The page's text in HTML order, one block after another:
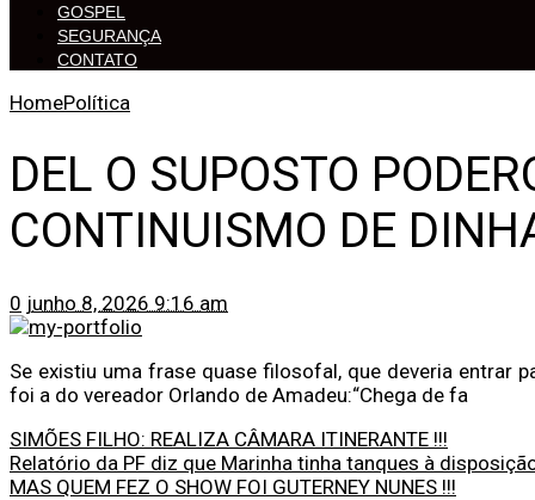
GOSPEL
SEGURANÇA
CONTATO
HomePolítica
DEL O SUPOSTO
CONTINUISMO DE
0 junho 8, 2026 9:16 am
Se existiu uma frase quase filosofal, que deveria entrar
foi a do vereador Orlando de Amadeu:“Chega de fa
SIMÕES FILHO: REALIZA CÂMARA ITINERANTE !!!
Relatório da PF diz que Marinha tinha tanques à
MAS QUEM FEZ O SHOW FOI GUTERNEY NUNES !!!